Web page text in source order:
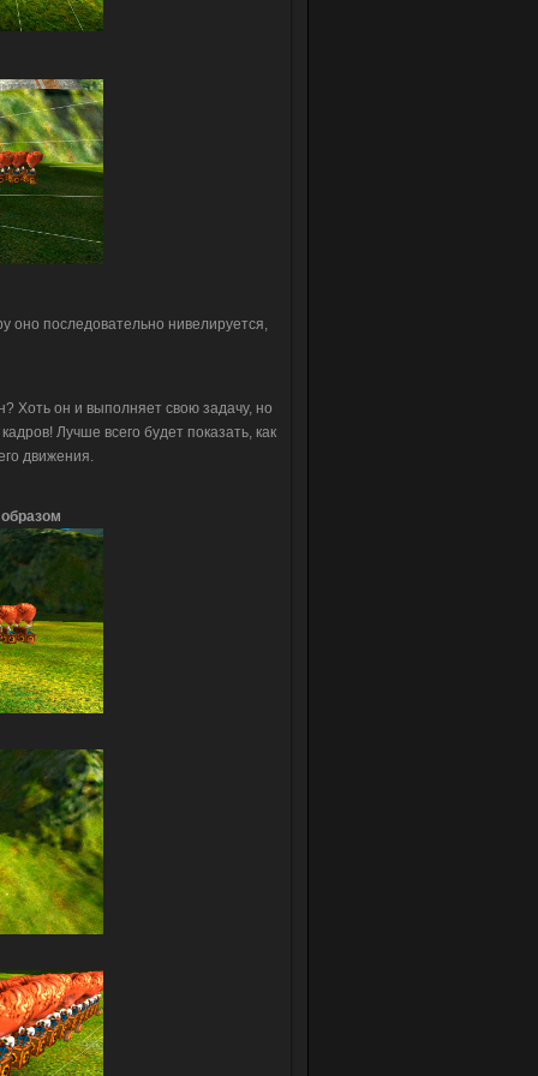
оно последовательно нивелируется,
Хоть он и выполняет свою задачу, но
Лучше всего будет показать, как
движения.